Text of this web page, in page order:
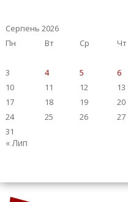
Серпень 2026
Пн
Вт Ср Чт
3
4 5 6
10
11 12 13
17
18 19 20
24
25 26 27
31
« Лип